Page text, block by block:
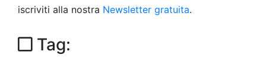
iscriviti alla nostra Newsletter gratuita.
Tag: